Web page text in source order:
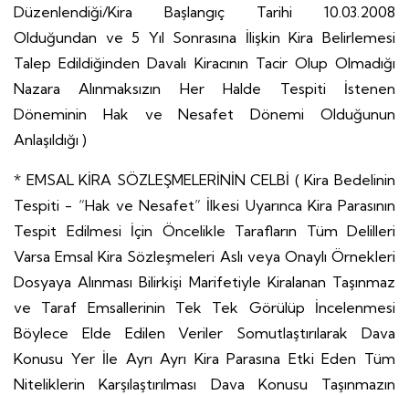
Düzenlendiği/Kira Başlangıç Tarihi 10.03.2008
Olduğundan ve 5 Yıl Sonrasına İlişkin Kira Belirlemesi
Talep Edildiğinden Davalı Kiracının Tacir Olup Olmadığı
Nazara Alınmaksızın Her Halde Tespiti İstenen
Döneminin Hak ve Nesafet Dönemi Olduğunun
Anlaşıldığı )
* EMSAL KİRA SÖZLEŞMELERİNİN CELBİ ( Kira Bedelinin
Tespiti - “Hak ve Nesafet” İlkesi Uyarınca Kira Parasının
Tespit Edilmesi İçin Öncelikle Tarafların Tüm Delilleri
Varsa Emsal Kira Sözleşmeleri Aslı veya Onaylı Örnekleri
Dosyaya Alınması Bilirkişi Marifetiyle Kiralanan Taşınmaz
ve Taraf Emsallerinin Tek Tek Görülüp İncelenmesi
Böylece Elde Edilen Veriler Somutlaştırılarak Dava
Konusu Yer İle Ayrı Ayrı Kira Parasına Etki Eden Tüm
Niteliklerin Karşılaştırılması Dava Konusu Taşınmazın